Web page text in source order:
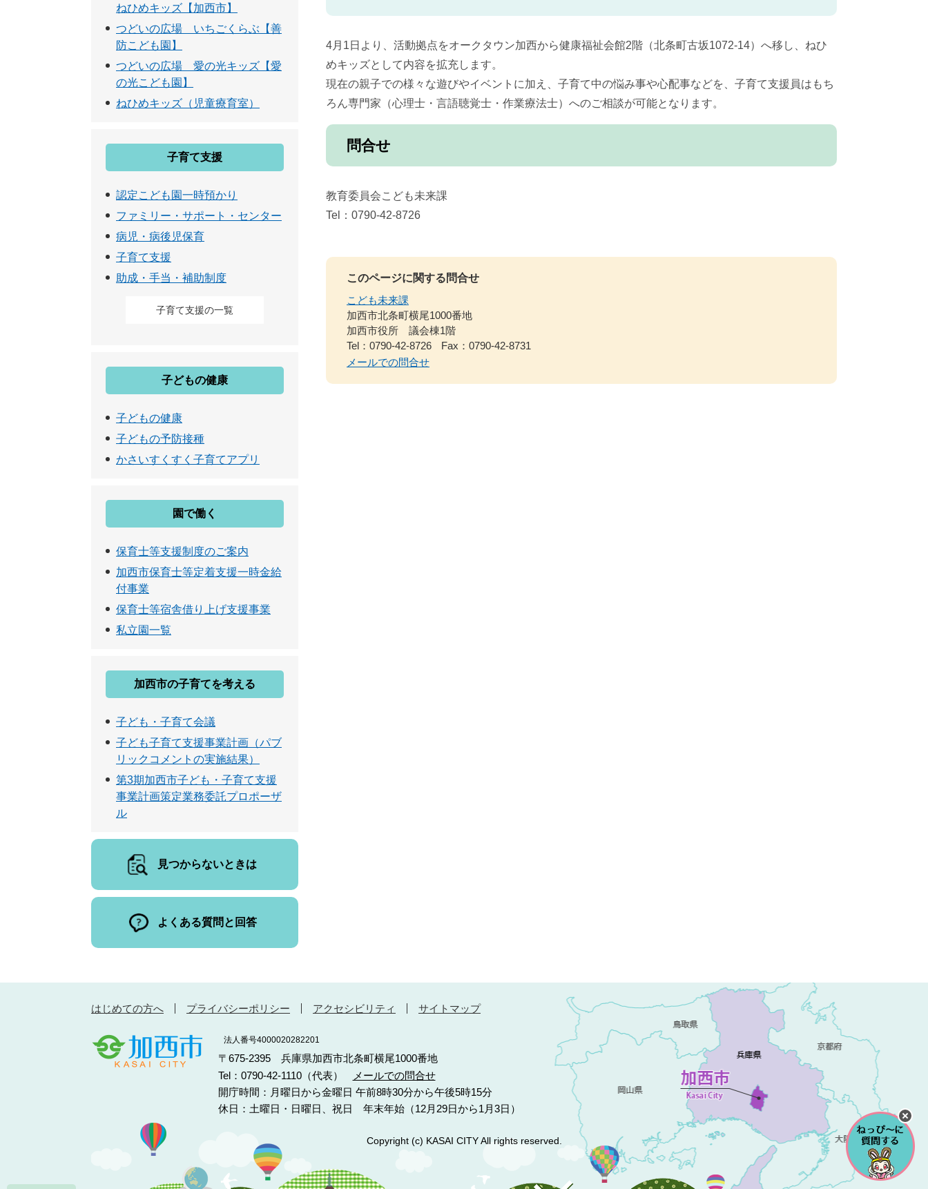
4月1日より、活動拠点をオークタウン加西から健康福祉会館2階（北条町古坂1072-14）へ移し、ねひ
めキッズとして内容を拡充します。
現在の親子での様々な遊びやイベントに加え、子育て中の悩み事や心配事などを、子育て支援員はもち
ろん専門家（心理士・言語聴覚士・作業療法士）へのご相談が可能となります。
問合せ
教育委員会こども未来課
Tel：0790-42-8726
このページに関する問合せ
こども未来課
加西市北条町横尾1000番地
加西市役所 議会棟1階
Tel：0790-42-8726
Fax：0790-42-8731
メールでの問合せ
ねひめキッズ【加西市】
つどいの広場 いちごくらぶ【善
防こども園】
つどいの広場 愛の光キッズ【愛
の光こども園】
ねひめキッズ（児童療育室）
子育て支援
認定こども園一時預かり
ファミリー・サポート・センター
病児・病後児保育
子育て支援
助成・手当・補助制度
子育て支援の一覧
子どもの健康
子どもの健康
子どもの予防接種
かさいすくすく子育てアプリ
園で働く
保育士等支援制度のご案内
加西市保育士等定着支援一時金給
付事業
保育士等宿舎借り上げ支援事業
私立園一覧
加西市の子育てを考える
子ども・子育て会議
子ども子育て支援事業計画（パブ
リックコメントの実施結果）
第3期加西市子ども・子育て支援
事業計画策定業務委託プロポーザ
ル
見つからないときは
よくある質問と回答
はじめての方へ プライバシーポリシー アクセシビリティ サイトマップ
法人番号4000020282201
〒675-2395 兵庫県加西市北条町横尾1000番地
Tel：0790-42-1110（代表）
メールでの問合せ
開庁時間：月曜日から金曜日 午前8時30分から午後5時15分
休日：土曜日・日曜日、祝日 年末年始（12月29日から1月3日）
Copyright (c) KASAI CITY All rights reserved.